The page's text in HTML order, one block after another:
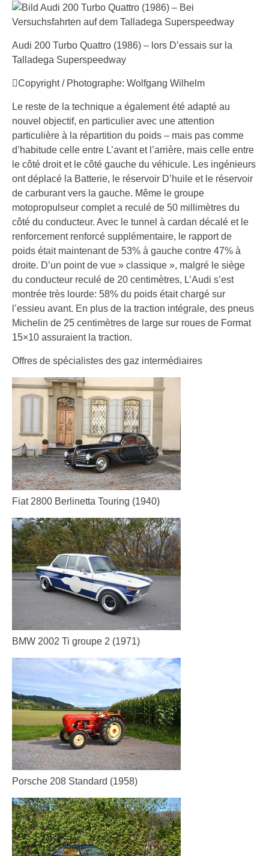
Audi 200 Turbo Quattro (1986) – lors D’essais sur la
Talladega Superspeedway
Copyright / Photographe: Wolfgang Wilhelm
Le reste de la technique a également été adapté au
nouvel objectif, en particulier avec une attention
particulière à la répartition du poids – mais pas comme
d’habitude celle entre L’avant et l’arrière, mais celle entre
le côté droit et le côté gauche du véhicule. Les ingénieurs
ont déplacé la Batterie, le réservoir D’huile et le réservoir
de carburant vers la gauche. Même le groupe
motopropulseur complet a reculé de 50 millimètres du
côté du conducteur. Avec le tunnel à cardan décalé et le
renforcement renforcé supplémentaire, le rapport de
poids était maintenant de 53% à gauche contre 47% à
droite. D’un point de vue » classique », malgré le siège
du conducteur reculé de 20 centimètres, L’Audi s’est
montrée très lourde: 58% du poids était chargé sur
l’essieu avant. En plus de la traction intégrale, des pneus
Michelin de 25 centimètres de large sur roues de Format
15×10 assuraient la traction.
Offres de spécialistes des gaz intermédiaires
Fiat 2800 Berlinetta Touring (1940)
BMW 2002 Ti groupe 2 (1971)
Porsche 208 Standard (1958)